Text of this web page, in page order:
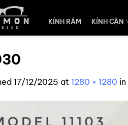
KÍNH RÂM KÍNH CẬN
17/12/2025 at 1280 × 1280 in